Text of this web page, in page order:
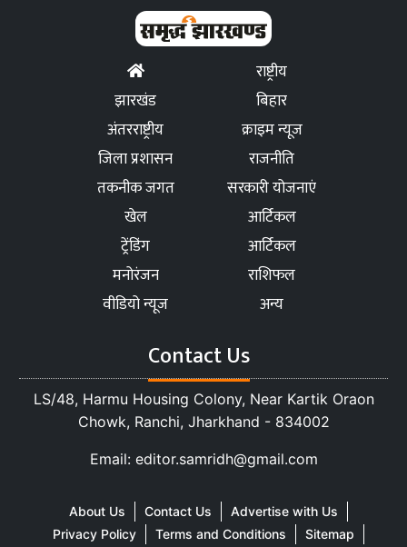
राष्ट्रीय
झारखंड
बिहार
अंतरराष्ट्रीय
क्राइम न्यूज
जिला प्रशासन
राजनीति
तकनीक जगत
सरकारी योजनाएं
खेल
आर्टिकल
ट्रेंडिंग
आर्टिकल
मनोरंजन
राशिफल
वीडियो न्यूज
अन्य
Contact Us
LS/48, Harmu Housing Colony, Near Kartik Oraon
Chowk, Ranchi, Jharkhand - 834002
Email: editor.samridh@gmail.com
About Us Contact Us
Advertise with Us
Privacy Policy
Terms and Conditions
Sitemap